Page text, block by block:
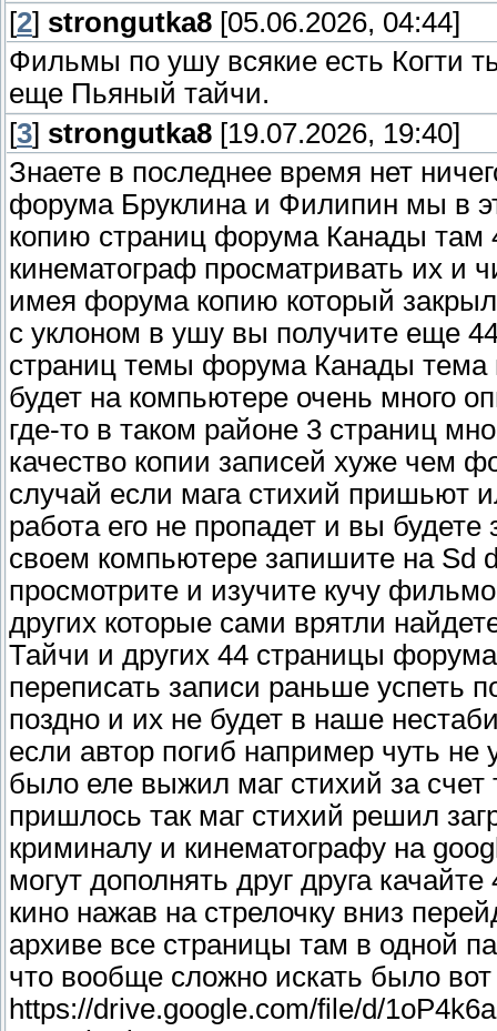
[2] strongutka8 [05.06.2026, 04:44]
Фильмы по ушу всякие есть Когти
еще Пьяный тайчи.
[3] strongutka8 [19.07.2026, 19:40]
Знаете в последнее время нет
форума Бруклина и Филипин мы в
копию страниц форума Канады там
кинематограф просматривать их и
имея форума копию который
с уклоном в ушу вы получите еще
страниц темы форума Канады тема
будет на компьютере очень много
где-то в таком районе 3 страниц
качество копии записей хуже чем
случай если мага стихий пришьют
работа его не пропадет и вы
своем компьютере запишите на Sd
просмотрите и изучите кучу
других которые сами врятли
Тайчи и других 44 страницы
переписать записи раньше успеть
поздно и их не будет в наше
если автор погиб например чуть
было еле выжил маг стихий за счет
пришлось так маг стихий решил
криминалу и кинематографу на
могут дополнять друг друга
кино нажав на стрелочку вниз
архиве все страницы там в одной
что вообще сложно искать было
https://drive.google.com/file/d/